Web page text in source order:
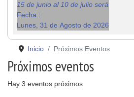
15 de junio al 10 de julio será
Fecha :
Lunes, 31 de Agosto de 2026
Inicio Próximos Eventos
Próximos eventos
Hay 3 eventos próximos